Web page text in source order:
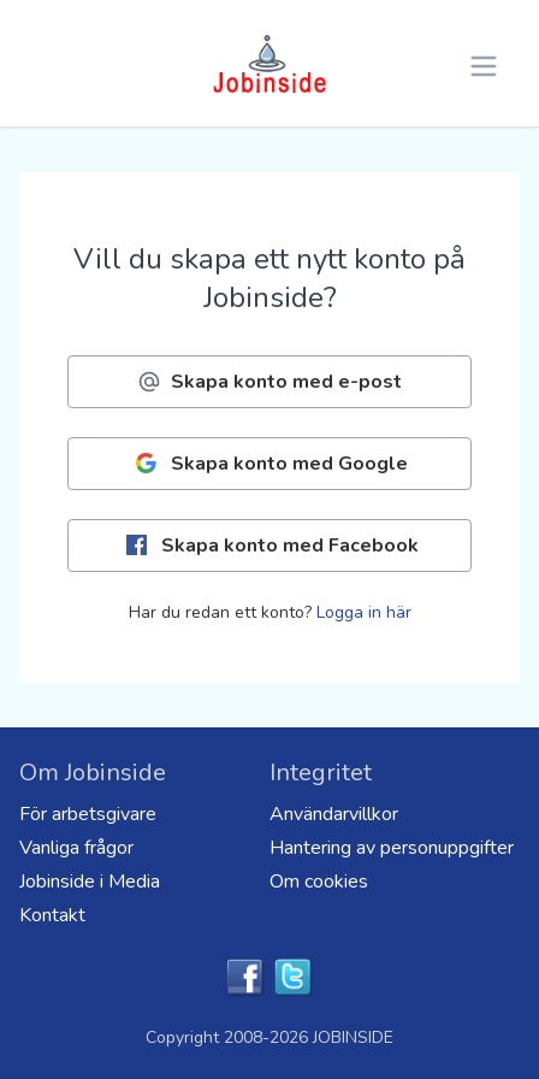
Open
Vill du skapa ett nytt konto på
Jobinside?
Skapa konto med e-post
Skapa konto med Google
Skapa konto med Facebook
Har du redan ett konto? Logga in här
Om Jobinside
För arbetsgivare
Vanliga frågor
Jobinside i Media
Kontakt
Integritet
Användarvillkor
Hantering av personuppgifter
Om cookies
Copyright 2008-2026 JOBINSIDE